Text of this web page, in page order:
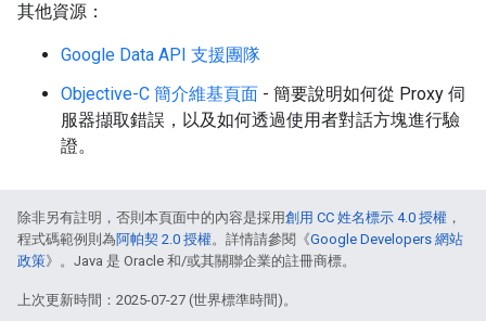
其他資源：
Google Data API 支援團隊
Objective-C 簡介維基頁面 - 簡要說明如何從 Proxy 伺
服器擷取錯誤，以及如何透過使用者對話方塊進行驗
證。
除非另有註明，否則本頁面中的內容是採用創用 CC 姓名標示 4.0 授權 ，
程式碼範例則為阿帕契 2.0 授權。詳情請參閱《Google Developers 網站
政策》。Java 是 Oracle 和/或其關聯企業的註冊商標。
上次更新時間：2025-07-27 (世界標準時間)。